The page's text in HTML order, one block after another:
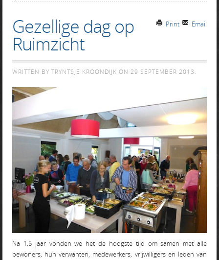
Email
Print
Gezellige dag op
Ruimzicht
WRITTEN BY TRYNTSJE KROONDIJK ON 29 SEPTEMBER 2013.
Na 1.5 jaar vonden we het de hoogste tijd om samen met alle
bewoners, hun verwanten, medewerkers, vrijwilligers en leden van